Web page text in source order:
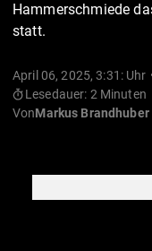
Hammerschmiede
statt.
April 06, 2025, 3:31: Uhr
Lesedauer: 2 Minuten
VonMarkus Brandhuber